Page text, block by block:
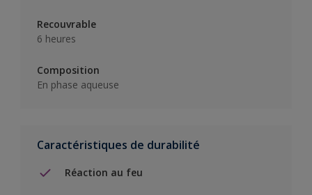
Recouvrable
6 heures
Composition
En phase aqueuse
Caractéristiques de durabilité
Réaction au feu